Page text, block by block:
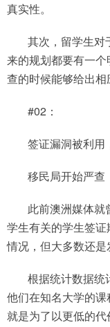
真实性。
其次，留学生对
来的规划都要有一
查的时候能够给出相
#02：
签证漏洞被利用
移民局开始严查
此前澳洲媒体就
学生有关的学生签
情况，但大多数还是
根据统计数据统
他们在知名大学的
就是为了以更低的代